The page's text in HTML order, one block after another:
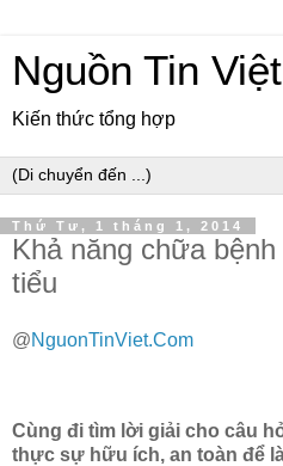
Nguồn Tin
Kiến thức tổng hợp
Thứ Tư, 1 tháng 1, 2014
Khả năng chữa
tiểu
@NguonTinViet.Com
Cùng đi tìm lời giải cho câu
thực sự hữu ích, an toàn để